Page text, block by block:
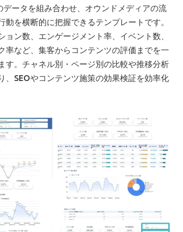
データを組み合わせ、オウンドメディアの流
動を横断的に把握できるテンプレートです。
ョン数、エンゲージメント率、イベント数、
率など、集客からコンテンツの評価までを一
す。チャネル別・ページ別の比較や推移分析
、SEOやコンテンツ施策の効果検証を効率化